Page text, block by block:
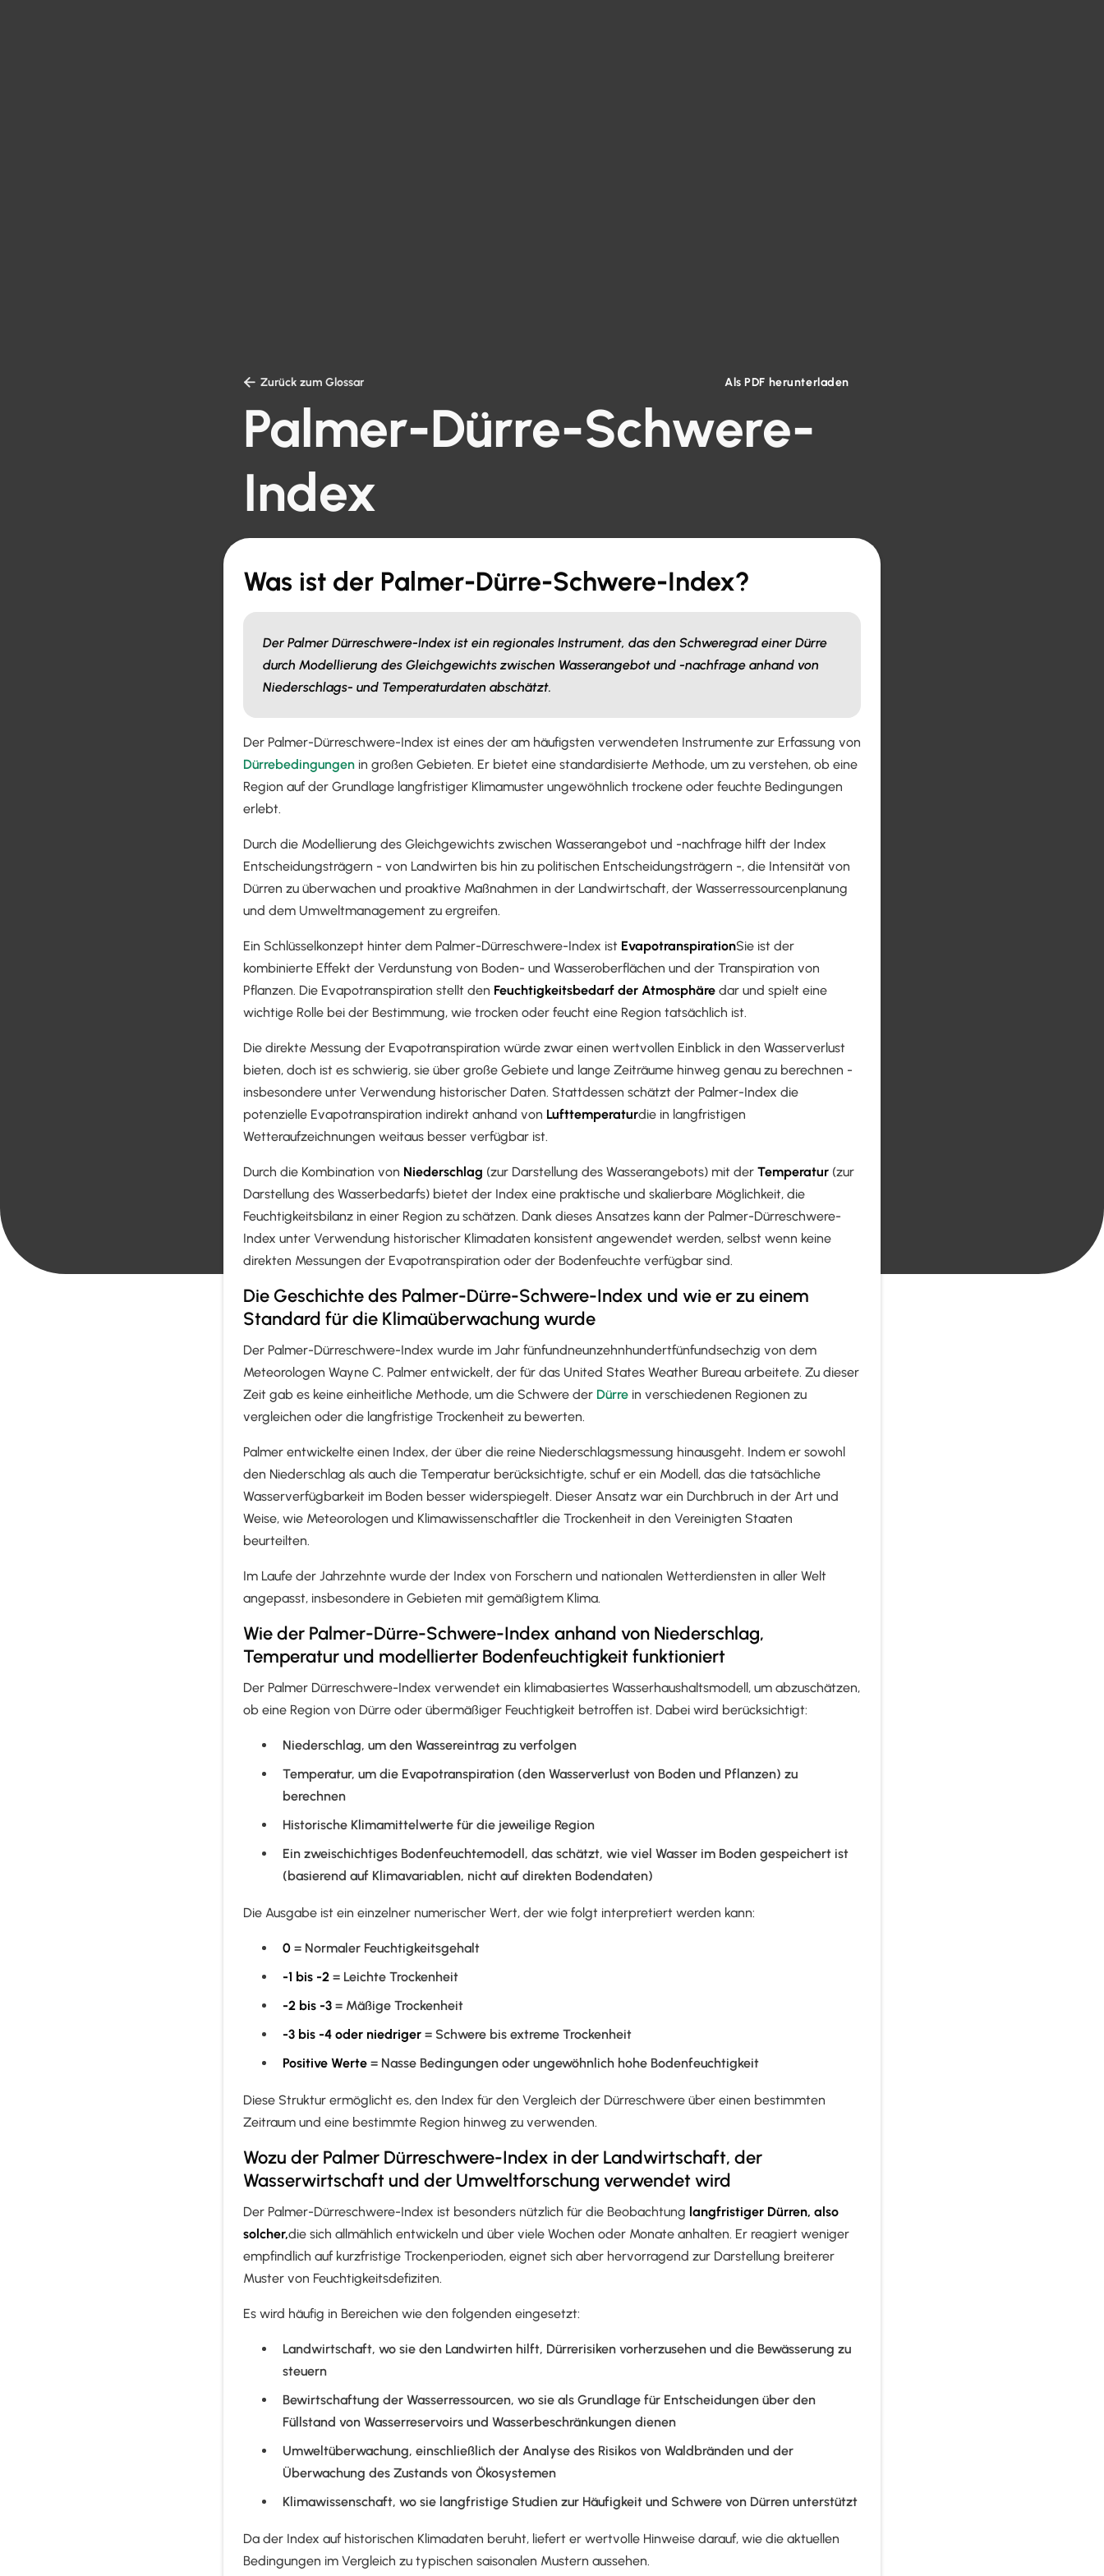
 Zurück zum Glossar Als PDF herunterladen
Palmer-Dürre-Schwere-
Index
Was ist der Palmer-Dürre-Schwere-Index?
Der Palmer Dürreschwere-Index ist ein regionales Instrument, das den Schweregrad einer Dürre
durch Modellierung des Gleichgewichts zwischen Wasserangebot und -nachfrage anhand von
Niederschlags- und Temperaturdaten abschätzt.
Der Palmer-Dürreschwere-Index ist eines der am häufigsten verwendeten Instrumente zur Erfassung von
Dürrebedingungen in großen Gebieten. Er bietet eine standardisierte Methode, um zu verstehen, ob eine
Region auf der Grundlage langfristiger Klimamuster ungewöhnlich trockene oder feuchte Bedingungen
erlebt.
Durch die Modellierung des Gleichgewichts zwischen Wasserangebot und -nachfrage hilft der Index
Entscheidungsträgern - von Landwirten bis hin zu politischen Entscheidungsträgern -, die Intensität von
Dürren zu überwachen und proaktive Maßnahmen in der Landwirtschaft, der Wasserressourcenplanung
und dem Umweltmanagement zu ergreifen.
Ein Schlüsselkonzept hinter dem Palmer-Dürreschwere-Index ist EvapotranspirationSie ist der
kombinierte Effekt der Verdunstung von Boden- und Wasseroberflächen und der Transpiration von
Pflanzen. Die Evapotranspiration stellt den Feuchtigkeitsbedarf der Atmosphäre dar und spielt eine
wichtige Rolle bei der Bestimmung, wie trocken oder feucht eine Region tatsächlich ist.
Die direkte Messung der Evapotranspiration würde zwar einen wertvollen Einblick in den Wasserverlust
bieten, doch ist es schwierig, sie über große Gebiete und lange Zeiträume hinweg genau zu berechnen -
insbesondere unter Verwendung historischer Daten. Stattdessen schätzt der Palmer-Index die
potenzielle Evapotranspiration indirekt anhand von Lufttemperaturdie in langfristigen
Wetteraufzeichnungen weitaus besser verfügbar ist.
Durch die Kombination von Niederschlag (zur Darstellung des Wasserangebots) mit der Temperatur (zur
Darstellung des Wasserbedarfs) bietet der Index eine praktische und skalierbare Möglichkeit, die
Feuchtigkeitsbilanz in einer Region zu schätzen. Dank dieses Ansatzes kann der Palmer-Dürreschwere-
Index unter Verwendung historischer Klimadaten konsistent angewendet werden, selbst wenn keine
direkten Messungen der Evapotranspiration oder der Bodenfeuchte verfügbar sind.
Die Geschichte des Palmer-Dürre-Schwere-Index und wie er zu einem
Standard für die Klimaüberwachung wurde
Der Palmer-Dürreschwere-Index wurde im Jahr fünfundneunzehnhundertfünfundsechzig von dem
Meteorologen Wayne C. Palmer entwickelt, der für das United States Weather Bureau arbeitete. Zu dieser
Zeit gab es keine einheitliche Methode, um die Schwere der Dürre in verschiedenen Regionen zu
vergleichen oder die langfristige Trockenheit zu bewerten.
Palmer entwickelte einen Index, der über die reine Niederschlagsmessung hinausgeht. Indem er sowohl
den Niederschlag als auch die Temperatur berücksichtigte, schuf er ein Modell, das die tatsächliche
Wasserverfügbarkeit im Boden besser widerspiegelt. Dieser Ansatz war ein Durchbruch in der Art und
Weise, wie Meteorologen und Klimawissenschaftler die Trockenheit in den Vereinigten Staaten
beurteilten.
Im Laufe der Jahrzehnte wurde der Index von Forschern und nationalen Wetterdiensten in aller Welt
angepasst, insbesondere in Gebieten mit gemäßigtem Klima.
Wie der Palmer-Dürre-Schwere-Index anhand von Niederschlag,
Temperatur und modellierter Bodenfeuchtigkeit funktioniert
Der Palmer Dürreschwere-Index verwendet ein klimabasiertes Wasserhaushaltsmodell, um abzuschätzen,
ob eine Region von Dürre oder übermäßiger Feuchtigkeit betroffen ist. Dabei wird berücksichtigt:
Niederschlag, um den Wassereintrag zu verfolgen
Temperatur, um die Evapotranspiration (den Wasserverlust von Boden und Pflanzen) zu
berechnen
Historische Klimamittelwerte für die jeweilige Region
Ein zweischichtiges Bodenfeuchtemodell, das schätzt, wie viel Wasser im Boden gespeichert ist
(basierend auf Klimavariablen, nicht auf direkten Bodendaten)
Die Ausgabe ist ein einzelner numerischer Wert, der wie folgt interpretiert werden kann:
0 = Normaler Feuchtigkeitsgehalt
-1 bis -2 = Leichte Trockenheit
-2 bis -3 = Mäßige Trockenheit
-3 bis -4 oder niedriger = Schwere bis extreme Trockenheit
Positive Werte = Nasse Bedingungen oder ungewöhnlich hohe Bodenfeuchtigkeit
Diese Struktur ermöglicht es, den Index für den Vergleich der Dürreschwere über einen bestimmten
Zeitraum und eine bestimmte Region hinweg zu verwenden.
Wozu der Palmer Dürreschwere-Index in der Landwirtschaft, der
Wasserwirtschaft und der Umweltforschung verwendet wird
Der Palmer-Dürreschwere-Index ist besonders nützlich für die Beobachtung langfristiger Dürren, also
solcher,die sich allmählich entwickeln und über viele Wochen oder Monate anhalten. Er reagiert weniger
empfindlich auf kurzfristige Trockenperioden, eignet sich aber hervorragend zur Darstellung breiterer
Muster von Feuchtigkeitsdefiziten.
Es wird häufig in Bereichen wie den folgenden eingesetzt:
Landwirtschaft, wo sie den Landwirten hilft, Dürrerisiken vorherzusehen und die Bewässerung zu
steuern
Bewirtschaftung der Wasserressourcen, wo sie als Grundlage für Entscheidungen über den
Füllstand von Wasserreservoirs und Wasserbeschränkungen dienen
Umweltüberwachung, einschließlich der Analyse des Risikos von Waldbränden und der
Überwachung des Zustands von Ökosystemen
Klimawissenschaft, wo sie langfristige Studien zur Häufigkeit und Schwere von Dürren unterstützt
Da der Index auf historischen Klimadaten beruht, liefert er wertvolle Hinweise darauf, wie die aktuellen
Bedingungen im Vergleich zu typischen saisonalen Mustern aussehen.